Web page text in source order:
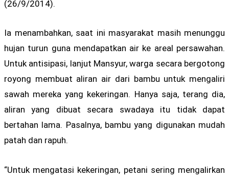
(26/9/2014).
Ia menambahkan, saat ini masyarakat masih menunggu
hujan turun guna mendapatkan air ke areal persawahan.
Untuk antisipasi, lanjut Mansyur, warga secara bergotong
royong membuat aliran air dari bambu untuk mengaliri
sawah mereka yang kekeringan. Hanya saja, terang dia,
aliran yang dibuat secara swadaya itu tidak dapat
bertahan lama. Pasalnya, bambu yang digunakan mudah
patah dan rapuh.
“Untuk mengatasi kekeringan, petani sering mengalirkan